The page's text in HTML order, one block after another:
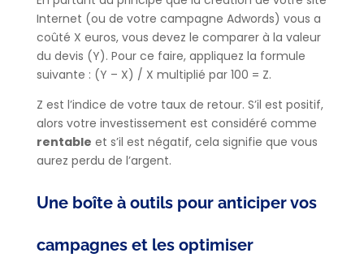
Internet (ou de votre campagne Adwords) vous a
coûté X euros, vous devez le comparer à la valeur
du devis (Y). Pour ce faire, appliquez la formule
suivante : (Y – X) / X multiplié par 100 = Z.
Z est l’indice de votre taux de retour. S’il est positif,
alors votre investissement est considéré comme
rentable et s’il est négatif, cela signifie que vous
aurez perdu de l’argent.
Une boîte à outils pour anticiper vos
campagnes et les optimiser